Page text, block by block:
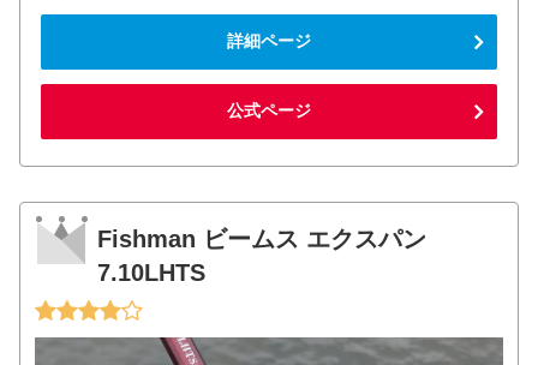
詳細ページ
公式ページ
Fishman ビームス エクスパン
7.10LHTS